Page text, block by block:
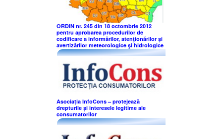
ORDIN nr. 245 din 18 octombrie 2012
pentru aprobarea procedurilor de
codificare a informărilor, atenţionărilor şi
avertizărilor meteorologice şi hidrologice
Asociația InfoCons – protejează
drepturile și interesele legitime ale
consumatorilor